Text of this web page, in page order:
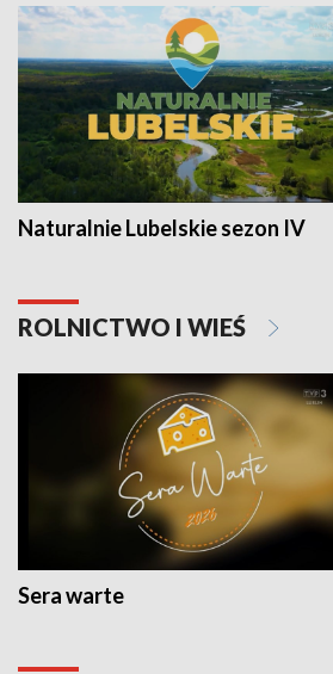
Naturalnie Lubelskie sezon IV
ROLNICTWO I WIEŚ
Sera warte